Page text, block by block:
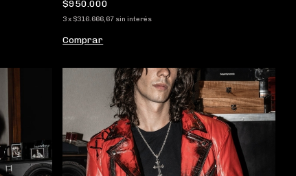
$950.000
3x $316.666,67 sin interés
Comprar